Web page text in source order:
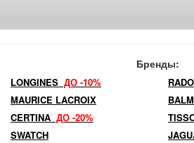
Бренды:
LONGINES ДО -10% RADO
MAURICE LACROIX
CERTINA ДО -20%
SWATCH